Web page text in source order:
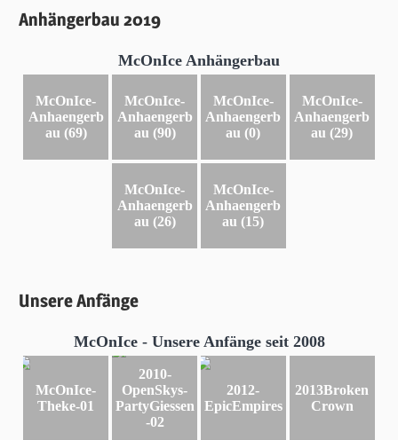
Anhängerbau 2019
McOnIce Anhängerbau
McOnIce-
Anhaengerb
au (69)
McOnIce-
Anhaengerb
au (90)
McOnIce-
Anhaengerb
au (0)
McOnIce-
Anhaengerb
au (29)
McOnIce-
Anhaengerb
au (26)
McOnIce-
Anhaengerb
au (15)
Unsere Anfänge
McOnIce - Unsere Anfänge seit 2008
McOnIce-
Theke-01
2010-
OpenSkys-
PartyGiessen
-02
2012-
EpicEmpires
2013Broken
Crown